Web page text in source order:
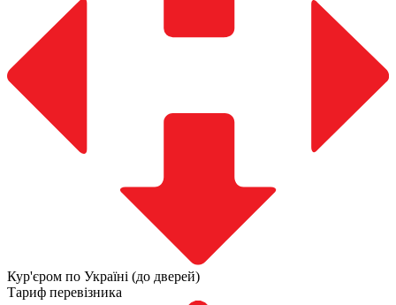
Кур'єром по Україні (до дверей)
Тариф перевізника